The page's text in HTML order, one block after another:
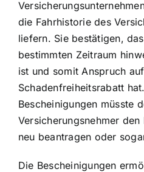
die Fahrhistorie des
liefern. Sie bestätigen,
bestimmten Zeitraum
ist und somit Anspruch
Schadenfreiheitsrabatt
Bescheinigungen müsste
Versicherungsnehmer
neu beantragen oder
Die Bescheinigungen